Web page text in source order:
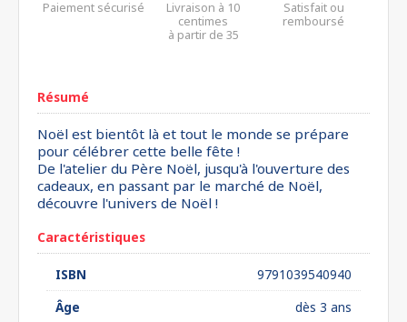
Paiement sécurisé
Livraison à 10
centimes
à partir de 35
Satisfait ou
remboursé
Résumé
Noël est bientôt là et tout le monde se prépare
pour célébrer cette belle fête !
De l'atelier du Père Noël, jusqu'à l'ouverture des
cadeaux, en passant par le marché de Noël,
découvre l'univers de Noël !
Caractéristiques
ISBN
9791039540940
Âge
dès 3 ans